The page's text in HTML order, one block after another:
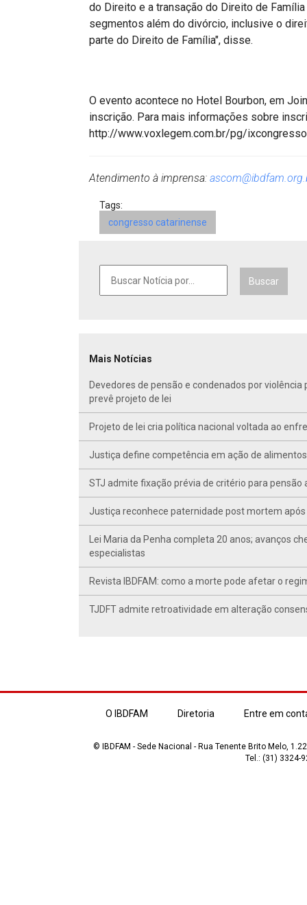
do Direito e a transação do Direito de
segmentos além do divórcio, inclusive o
parte do Direito de Família", disse.
O evento acontece no Hotel Bourbon, em
inscrição. Para mais informações sobre
http://www.voxlegem.com.br/pg/
Atendimento à imprensa:
Tags:
congresso catarinense
Buscar
Mais Notícias
Devedores de pensão e condenados por
prevê projeto de lei
Projeto de lei cria política nacional voltada ao
Justiça define competência em ação de
STJ admite fixação prévia de critério para
Justiça reconhece paternidade post mortem
Lei Maria da Penha completa 20 anos; avanços
especialistas
Revista IBDFAM: como a morte pode afetar o
TJDFT admite retroatividade em alteração
O IBDFAM Diretoria Entre em
© IBDFAM - Sede Nacional - Rua Tenente Brito Melo,
Tel.: (31) 3324-